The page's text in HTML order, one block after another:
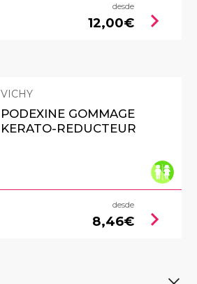
desde
12,00€ chevron_right
VICHY
PODEXINE GOMMAGE
KERATO-REDUCTEUR
desde
8,46€ chevron_right